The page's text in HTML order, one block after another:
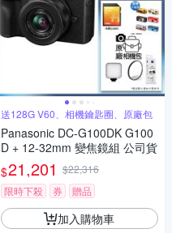
送128G V60、相機鑰匙圈、原廠包
Panasonic DC-G100DK G100
D + 12-32mm 變焦鏡組 公司貨
$21,201 $22,316
限時下殺
券 贈品
加入購物車